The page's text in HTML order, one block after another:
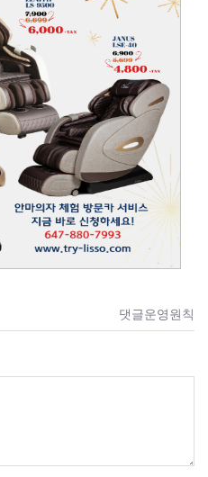
댓글운영원칙